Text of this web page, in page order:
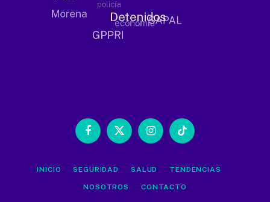
Facebook
X
InstagramTikTok
INICIO SEGURIDAD SALUD TENDENCIAS
NOSOTROS CONTACTO